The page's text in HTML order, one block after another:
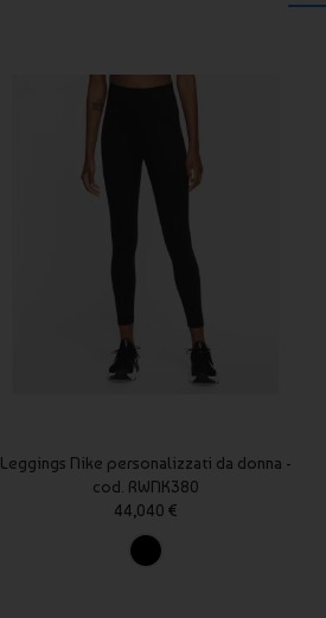
Leggings Nike personalizzati da donna -
cod. RWNK380
44,040 €